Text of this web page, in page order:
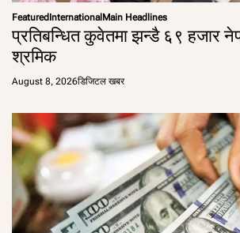
Featured International Main Headlines
प्रतिबन्धित कुवेतमा झन्डै ६९ हजार
श्रमिक
August 8, 2026डिजिटल खबर